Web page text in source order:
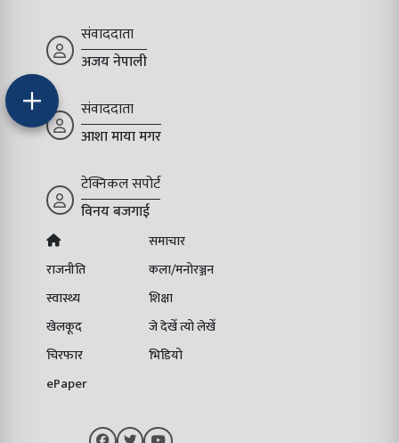
संवाददाता
अजय नेपाली
संवाददाता
आशा माया मगर
टेक्निकल सपोर्ट
विनय बजगाई
समाचार
राजनीति
कला/मनोरञ्जन
स्वास्थ्य
शिक्षा
खेलकूद
जे देखेँ त्यो लेखेँ
चिरफार
भिडियो
ePaper